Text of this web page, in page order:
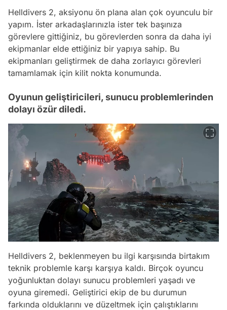
Helldivers 2, aksiyonu ön plana alan çok oyunculu bir
yapım. İster arkadaşlarınızla ister tek başınıza
görevlere gittiğiniz, bu görevlerden sonra da daha iyi
ekipmanlar elde ettiğiniz bir yapıya sahip. Bu
ekipmanları geliştirmek de daha zorlayıcı görevleri
tamamlamak için kilit nokta konumunda.
Oyunun geliştiricileri, sunucu problemlerinden
dolayı özür diledi.
Helldivers 2, beklenmeyen bu ilgi karşısında birtakım
teknik problemle karşı karşıya kaldı. Birçok oyuncu
yoğunluktan dolayı sunucu problemleri yaşadı ve
oyuna giremedi. Geliştirici ekip de bu durumun
farkında olduklarını ve düzeltmek için çalıştıklarını